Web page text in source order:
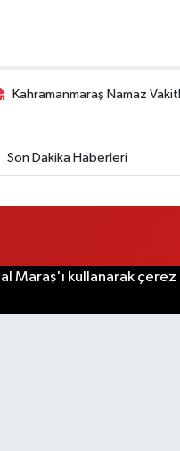
Kahramanmaraş Namaz
Son Dakika Haberleri
kullanarak çerez